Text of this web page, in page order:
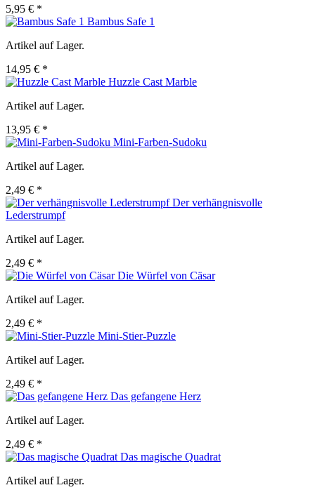
5,95 € *
Bambus Safe 1
Artikel auf Lager.
14,95 € *
Huzzle Cast Marble
Artikel auf Lager.
13,95 € *
Mini-Farben-Sudoku
Artikel auf Lager.
2,49 € *
Der verhängnisvolle
Lederstrumpf
Artikel auf Lager.
2,49 € *
Die Würfel von Cäsar
Artikel auf Lager.
2,49 € *
Mini-Stier-Puzzle
Artikel auf Lager.
2,49 € *
Das gefangene Herz
Artikel auf Lager.
2,49 € *
Das magische Quadrat
Artikel auf Lager.